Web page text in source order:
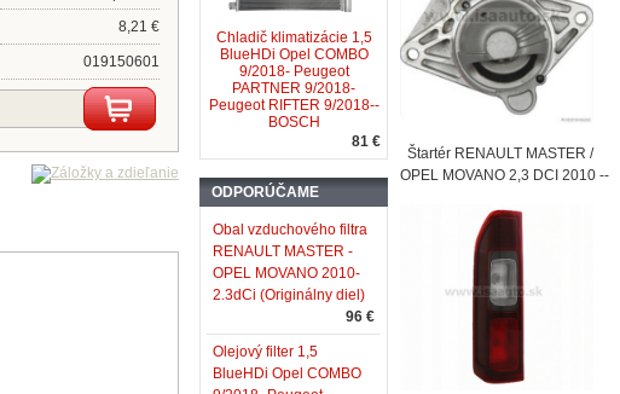
8,21 €
019150601
Chladič klimatizácie 1,5
BlueHDi Opel COMBO
9/2018- Peugeot
PARTNER 9/2018-
Peugeot RIFTER 9/2018--
BOSCH
81 €
ODPORÚČAME
Obal vzduchového filtra
RENAULT MASTER -
OPEL MOVANO 2010-
2.3dCi (Originálny diel)
96 €
Olejový filter 1,5
BlueHDi Opel COMBO
Štartér RENAULT MASTER /
OPEL MOVANO 2,3 DCI 2010 --